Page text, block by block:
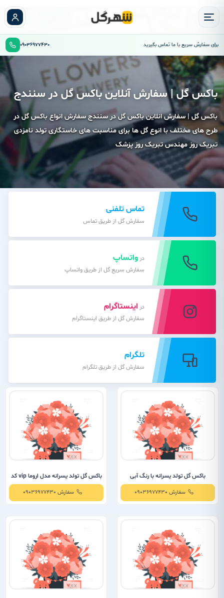
برای سفارش سریع با ما تماس بگیرید 09036977430
باکس گل | سفارش آنلاین باکس گل در سنندج
باکس گل | سفارش انلاین باکس گل در سنندج سفارش انواع باکس گل در
طرح های مختلف با انوع گل ها برای مناسبت های خاستگاری تولد نامزدی
تبریک روز مهندس تبریک روز پزشک
تماس تلفنی
سفارش گل از طریق تماس
در واتساپ
سفارش سریع گل از طریق واتساپ
در اینستاگرام
سفارش گل از طریق اینستاگرام
تلگرام
سفارش گل از طریق تلگرام
باکس گل تولد پسرانه با رنگ آبی
سفارش 09036977430
باکس گل تولد پسرانه مدل اروما vip کد
1124سفارش 09036977430